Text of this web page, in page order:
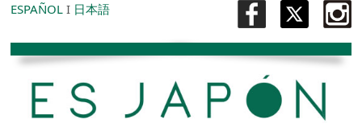
ESPAÑOL I 日本語